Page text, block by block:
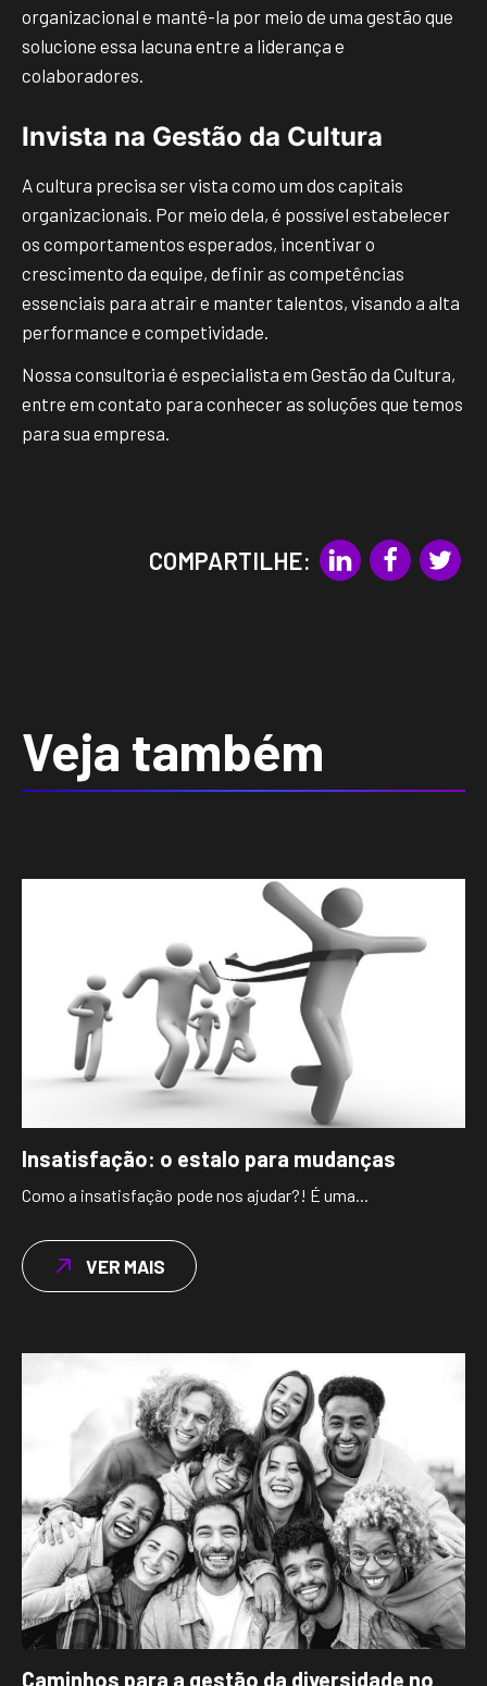
organizacional e mantê-la por meio de uma gestão que
solucione essa lacuna entre a liderança e
colaboradores.
Invista na Gestão da Cultura
A cultura precisa ser vista como um dos capitais
organizacionais. Por meio dela, é possível estabelecer
os comportamentos esperados, incentivar o
crescimento da equipe, definir as competências
essenciais para atrair e manter talentos, visando a alta
performance e competividade.
Nossa consultoria é especialista em Gestão da Cultura,
entre em contato para conhecer as soluções que temos
para sua empresa.
COMPARTILHE:
Veja também
Insatisfação: o estalo para mudanças
Como a insatisfação pode nos ajudar?! É uma...
VER MAIS
Caminhos para a gestão da diversidade no